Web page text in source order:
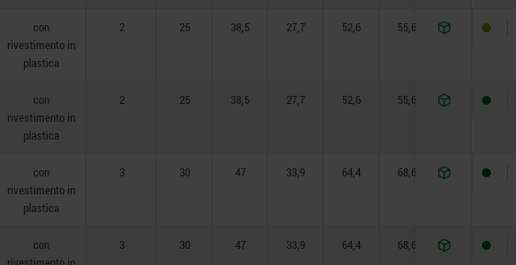
con
rivestimento in
plastica
2 25 38,5 27,7 52,6 55,6
con
rivestimento in
plastica
2 25 38,5 27,7 52,6 55,6
con
rivestimento in
plastica
3 30 47 33,9 64,4 68,6
con
3 30 47 33,9 64,4 68,6